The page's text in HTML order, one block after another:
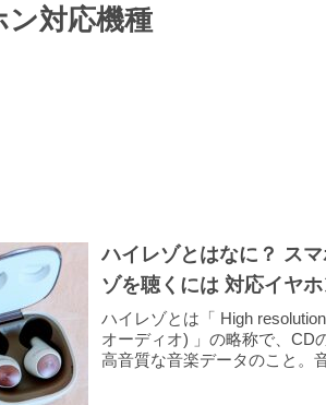
対応機種
ハイレゾとはなに？ ス
ゾを聴くには 対応イヤ
ハイレゾとは「 High
オーディオ) 」の略称で、CD
高音質な音楽データのこと。